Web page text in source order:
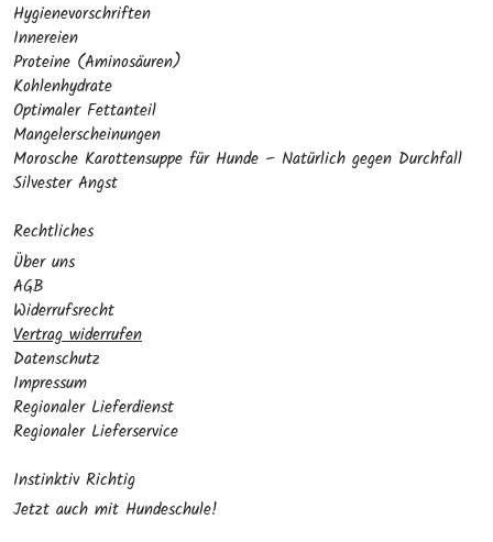
Hygienevorschriften
Innereien
Proteine (Aminosäuren)
Kohlenhydrate
Optimaler Fettanteil
Mangelerscheinungen
Morosche Karottensuppe für Hunde – Natürlich gegen Durchfall
Silvester Angst
Rechtliches
Über uns
AGB
Widerrufsrecht
Vertrag widerrufen
Datenschutz
Impressum
Regionaler Lieferdienst
Regionaler Lieferservice
Instinktiv Richtig
Jetzt auch mit Hundeschule!